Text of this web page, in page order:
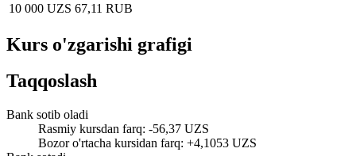
10 000 UZS 67,11 RUB
Kurs o'zgarishi grafigi
Taqqoslash
Bank sotib oladi
Rasmiy kursdan farq: -56,37 UZS
Bozor o'rtacha kursidan farq: +4,1053 UZS